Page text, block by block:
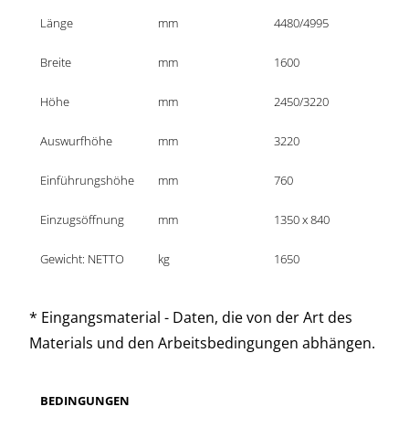
Länge mm 4480/4995
Breite mm 1600
Höhe mm 2450/3220
Auswurfhöhe mm 3220
Einführungshöhe mm 760
Einzugsöffnung mm 1350 x 840
Gewicht: NETTO kg 1650
* Eingangsmaterial - Daten, die von der Art des
Materials und den Arbeitsbedingungen abhängen.
BEDINGUNGEN